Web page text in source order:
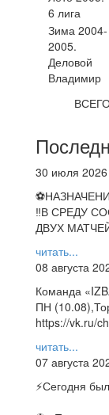
6 лига
Зима 2004-
2005.
Деловой
Владимир
30 июля 2026
‼В СРЕДУ
ДВУХ
читать...
08 августа
Команда
ПН
https://vk.ru/
читать...
07 августа
⚡️Сегодня